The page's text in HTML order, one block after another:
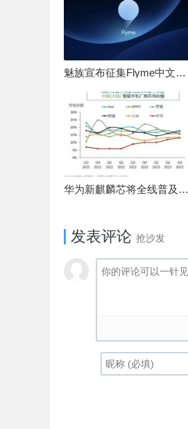
魅族宣布征集Flyme中文OS名：要像鸿蒙、澎湃一样响亮
华为新麒麟芯将全线普及！高中低端全面采用 改写竞争格局
发表评论 抢沙发